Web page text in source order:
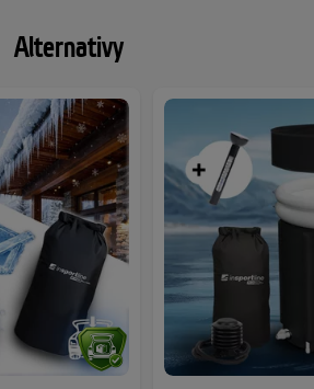
Alternativy